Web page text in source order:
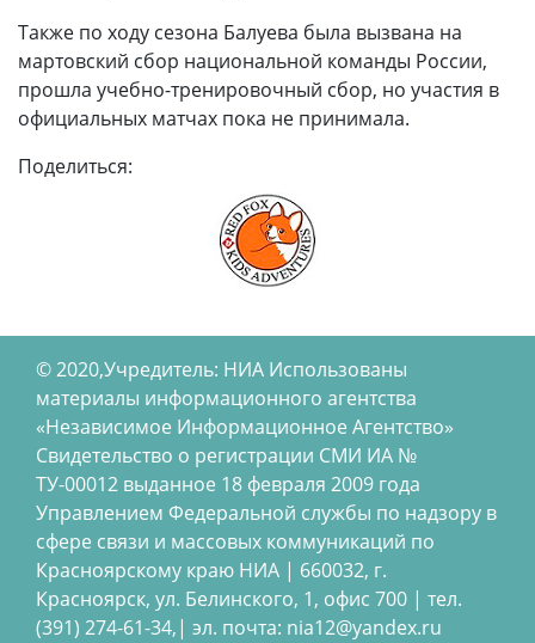
Также по ходу сезона Балуева была вызвана на
мартовский сбор национальной команды России,
прошла учебно-тренировочный сбор, но участия в
официальных матчах пока не принимала.
Поделиться:
© 2020,Учредитель: НИА Использованы
материалы информационного агентства
«Независимое Информационное Агентство»
Свидетельство о регистрации СМИ ИА №
ТУ-00012 выданное 18 февраля 2009 года
Управлением Федеральной службы по надзору в
сфере связи и массовых коммуникаций по
Красноярскому краю НИА | 660032, г.
Красноярск, ул. Белинского, 1, офис 700 | тел.
(391) 274-61-34,| эл. почта: nia12@yandex.ru